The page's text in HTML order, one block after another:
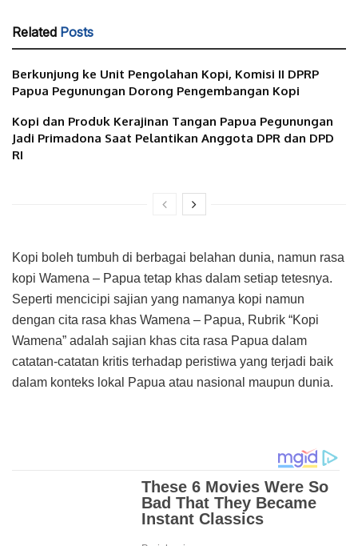
Related Posts
Berkunjung ke Unit Pengolahan Kopi, Komisi II DPRP
Papua Pegunungan Dorong Pengembangan Kopi
Kopi dan Produk Kerajinan Tangan Papua Pegunungan
Jadi Primadona Saat Pelantikan Anggota DPR dan DPD
RI
Kopi boleh tumbuh di berbagai belahan dunia, namun rasa
kopi Wamena – Papua tetap khas dalam setiap tetesnya.
Seperti mencicipi sajian yang namanya kopi namun
dengan cita rasa khas Wamena – Papua, Rubrik “Kopi
Wamena” adalah sajian khas cita rasa Papua dalam
catatan-catatan kritis terhadap peristiwa yang terjadi baik
dalam konteks lokal Papua atau nasional maupun dunia.